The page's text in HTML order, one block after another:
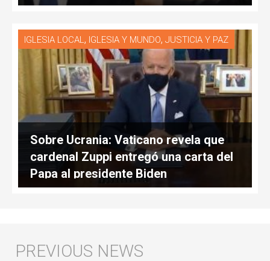
Unidos en misión especial
IGLESIA LOCAL, IGLESIA Y MUNDO, JUSTICIA Y PAZ
Sobre Ucrania: Vaticano revela que
cardenal Zuppi entregó una carta del
Papa al presidente Biden